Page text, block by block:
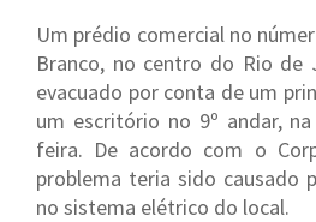
Um prédio comercial no
Branco, no centro do Rio de
evacuado por conta de um
um escritório no 9º andar,
feira. De acordo com o
problema teria sido causado
no sistema elétrico do local.